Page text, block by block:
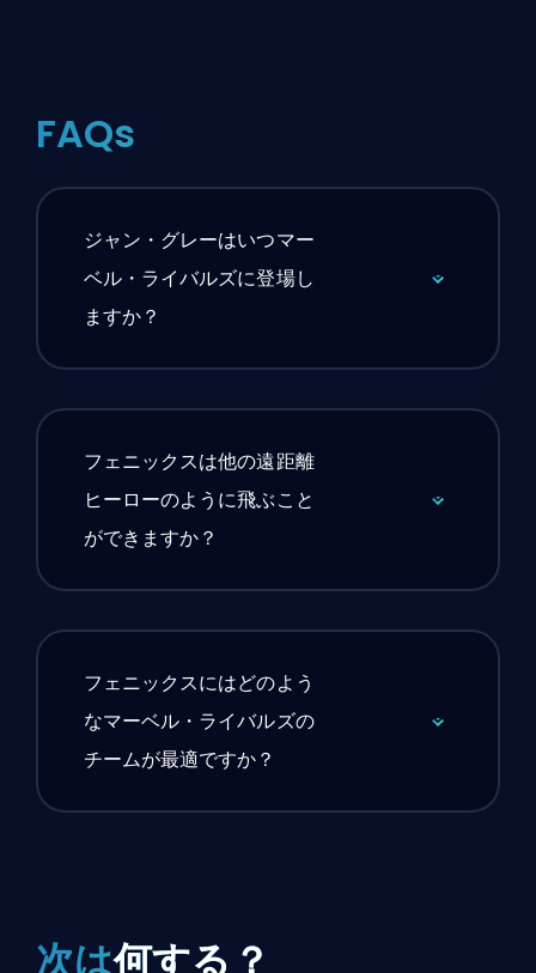
FAQs
ジャン・グレーはいつマー
ベル・ライバルズに登場し
ますか？
フェニックスは他の遠距離
ヒーローのように飛ぶこと
ができますか？
フェニックスにはどのよう
なマーベル・ライバルズの
チームが最適ですか？
次は何する？